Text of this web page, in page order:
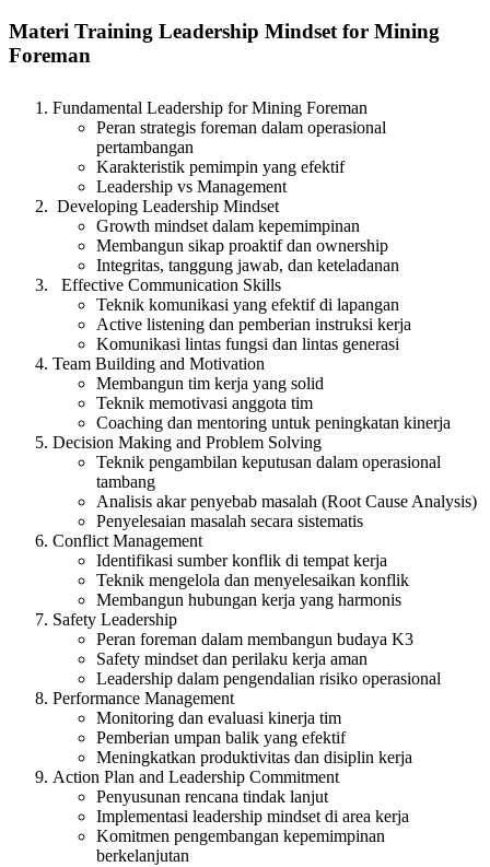
Materi Training Leadership Mindset for Mining
Foreman
Fundamental Leadership for Mining Foreman
Peran strategis foreman dalam operasional
pertambangan
Karakteristik pemimpin yang efektif
Leadership vs Management
Developing Leadership Mindset
Growth mindset dalam kepemimpinan
Membangun sikap proaktif dan ownership
Integritas, tanggung jawab, dan keteladanan
Effective Communication Skills
Teknik komunikasi yang efektif di lapangan
Active listening dan pemberian instruksi kerja
Komunikasi lintas fungsi dan lintas generasi
Team Building and Motivation
Membangun tim kerja yang solid
Teknik memotivasi anggota tim
Coaching dan mentoring untuk peningkatan kinerja
Decision Making and Problem Solving
Teknik pengambilan keputusan dalam operasional
tambang
Analisis akar penyebab masalah (Root Cause Analysis)
Penyelesaian masalah secara sistematis
Conflict Management
Identifikasi sumber konflik di tempat kerja
Teknik mengelola dan menyelesaikan konflik
Membangun hubungan kerja yang harmonis
Safety Leadership
Peran foreman dalam membangun budaya K3
Safety mindset dan perilaku kerja aman
Leadership dalam pengendalian risiko operasional
Performance Management
Monitoring dan evaluasi kinerja tim
Pemberian umpan balik yang efektif
Meningkatkan produktivitas dan disiplin kerja
Action Plan and Leadership Commitment
Penyusunan rencana tindak lanjut
Implementasi leadership mindset di area kerja
Komitmen pengembangan kepemimpinan
berkelanjutan